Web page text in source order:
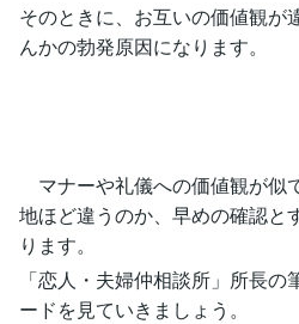
そのときに、お互いの価値観
んかの勃発原因になります。
マナーや礼儀への価値観が似
地ほど違うのか、早めの確認と
ります。
「恋人・夫婦仲相談所」所長
ードを見ていきましょう。